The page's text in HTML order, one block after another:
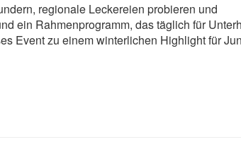
regionale Leckereien probieren und
ein Rahmenprogramm, das täglich für
Event zu einem winterlichen Highlight für